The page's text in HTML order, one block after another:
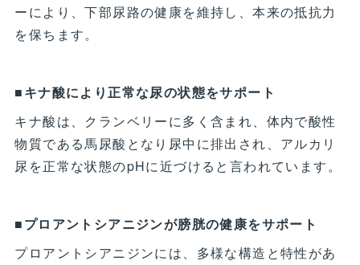
ーにより、下部尿路の健康を維持し、本来の抵抗力
を保ちます。
■キナ酸により正常な尿の状態をサポート
キナ酸は、クランベリーに多く含まれ、体内で酸性
物質である馬尿酸となり尿中に排出され、アルカリ
尿を正常な状態のpHに近づけると言われています。
■プロアントシアニジンが膀胱の健康をサポート
プロアントシアニジンには、多様な構造と特性があ